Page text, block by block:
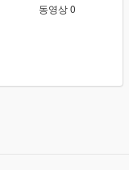
동영상 0